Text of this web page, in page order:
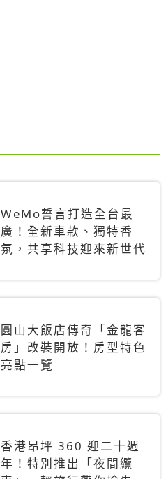
WeMo誓言打造全台最
廣！全新車款、獨特香
氛，共享科技迎來新世代
圓山大飯店傳奇「金龍客
房」改裝開放！房型特色
亮點一覽
香港昂坪 360 迎二十週
年！特別推出「夜間纜